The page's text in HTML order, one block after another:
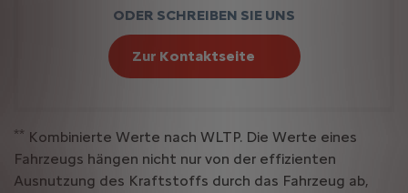
ODER SCHREIBEN SIE UNS
Zur Kontaktseite
** Kombinierte Werte nach WLTP. Die Werte eines
Fahrzeugs hängen nicht nur von der effizienten
Ausnutzung des Kraftstoffs durch das Fahrzeug ab,